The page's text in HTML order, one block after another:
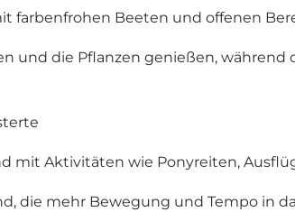
farbenfrohen Beeten und offenen
und die Pflanzen genießen,
mit Aktivitäten wie Ponyreiten,
die mehr Bewegung und Tempo in